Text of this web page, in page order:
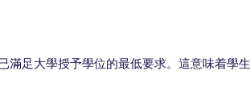
滿足大學授予學位的最低要求。這意味着學